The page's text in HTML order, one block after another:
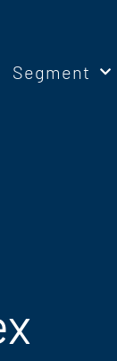
Segment